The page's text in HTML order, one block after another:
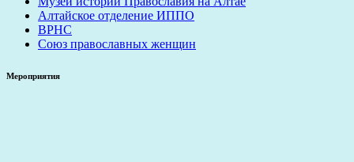
Алтайское отделение ИППО
ВРНС
Союз православных женщин
Мероприятия